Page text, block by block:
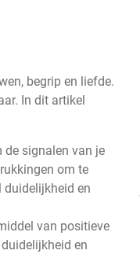
begrip en liefde.
In dit artikel
signalen van je
om te
duidelijkheid en
van positieve
en